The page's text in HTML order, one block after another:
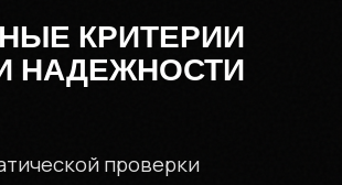
КРИТЕРИИ
НАДЕЖНОСТИ
проверки